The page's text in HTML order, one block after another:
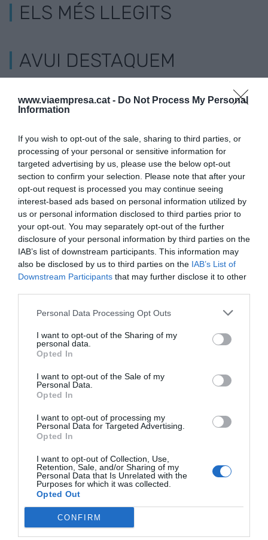
www.viaempresa.cat - Do Not Process My Personal
Information
If you wish to opt-out of the sale, sharing to third parties, or
processing of your personal or sensitive information for
targeted advertising by us, please use the below opt-out
section to confirm your selection. Please note that after your
opt-out request is processed you may continue seeing
interest-based ads based on personal information utilized by
us or personal information disclosed to third parties prior to
your opt-out. You may separately opt-out of the further
disclosure of your personal information by third parties on the
IAB’s list of downstream participants. This information may
also be disclosed by us to third parties on the IAB’s List of
Downstream Participants that may further disclose it to other
Personal Data Processing Opt Outs
I want to opt-out of the Sharing of my
personal data.
Opted In
I want to opt-out of the Sale of my
Personal Data.
Opted In
I want to opt-out of processing my
Personal Data for Targeted Advertising.
Opted In
I want to opt-out of Collection, Use,
Retention, Sale, and/or Sharing of my
Personal Data that Is Unrelated with the
Purposes for which it was collected.
Opted Out
CONFIRM
ELS MÉS LLEGITS
AVUI DESTAQUEM
EL NOSTRE
BUTLLETÍ
Les nostres millors
històries, reportatges i
entrevistes.
CORREU ELECTRÒNIC
Català
Castellà
Subscriure's
Qui som
Contacta'ns
Totmedia
EnpresaBIDEA